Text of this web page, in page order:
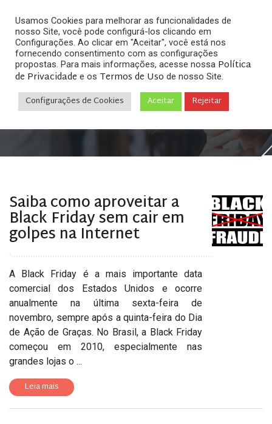
Arquivos
Home»Posts tagged "o que é phishing"
Saiba como aproveitar a
Black Friday sem cair em
golpes na Internet
A Black Friday é a mais importante data
comercial dos Estados Unidos e ocorre
anualmente na última sexta-feira de
novembro, sempre após a quinta-feira do Dia
de Ação de Graças. No Brasil, a Black Friday
começou em 2010, especialmente nas
grandes lojas o ...
Leia mais
Usamos Cookies para melhorar as funcionalidades de
nosso Site, você pode configurá-los clicando em
Configurações. Ao clicar em "Aceitar", você está nos
fornecendo consentimento com as configurações
propostas. Para mais informações, acesse nossa Política
de Privacidade e os Termos de Uso de nosso Site.
Configurações de Cookies Aceitar Rejeitar